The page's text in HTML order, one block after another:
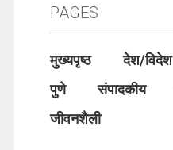
PAGES
मुख्यपृष्ठ देश/विदेश
पुणे
संपादकीय
जीवनशैली